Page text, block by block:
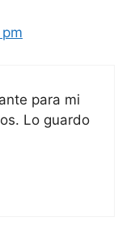
para mi
Lo guardo